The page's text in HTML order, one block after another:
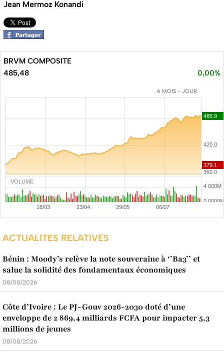
Jean Mermoz Konandi
BRVM COMPOSITE
485,48
0,00%
6 MOIS - JOUR
VOLUME
ACTUALITES RELATIVES
Bénin : Moody’s relève la note souveraine à ‘’Ba3’’ et
salue la solidité des fondamentaux économiques
08/08/2026
Côte d’Ivoire : Le PJ-Gouv 2026-2030 doté d’une
enveloppe de 2 869,4 milliards FCFA pour impacter 5,3
millions de jeunes
08/08/2026